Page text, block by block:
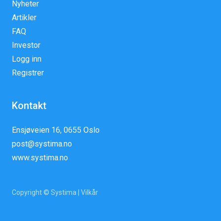
Nyheter
Artikler
FAQ
Investor
Logg inn
Registrer
Kontakt
Ensjøveien 16, 0655 Oslo
post@systima.no
www.systima.no
Copyright © Systima | Vilkår